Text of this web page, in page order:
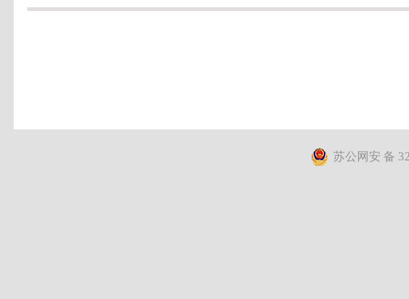
苏公网安 备